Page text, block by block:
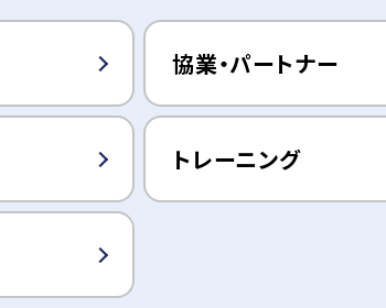
協業・パートナー
トレーニング